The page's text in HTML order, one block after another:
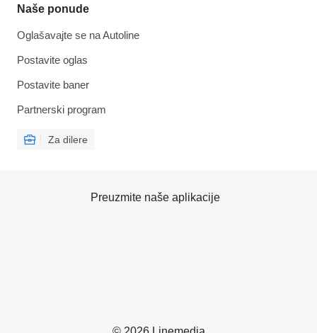
Naše ponude
Oglašavajte se na Autoline
Postavite oglas
Postavite baner
Partnerski program
Za dilere
Preuzmite naše aplikacije